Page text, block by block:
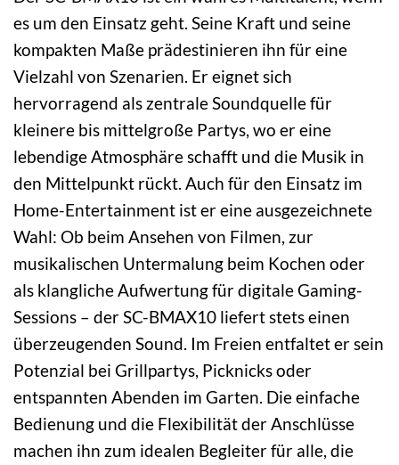
es um den Einsatz geht. Seine Kraft und seine
kompakten Maße prädestinieren ihn für eine
Vielzahl von Szenarien. Er eignet sich
hervorragend als zentrale Soundquelle für
kleinere bis mittelgroße Partys, wo er eine
lebendige Atmosphäre schafft und die Musik in
den Mittelpunkt rückt. Auch für den Einsatz im
Home-Entertainment ist er eine ausgezeichnete
Wahl: Ob beim Ansehen von Filmen, zur
musikalischen Untermalung beim Kochen oder
als klangliche Aufwertung für digitale Gaming-
Sessions – der SC-BMAX10 liefert stets einen
überzeugenden Sound. Im Freien entfaltet er sein
Potenzial bei Grillpartys, Picknicks oder
entspannten Abenden im Garten. Die einfache
Bedienung und die Flexibilität der Anschlüsse
machen ihn zum idealen Begleiter für alle, die